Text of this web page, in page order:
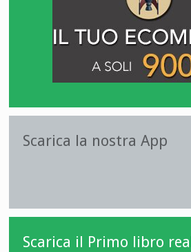
Scarica la nostra App
Scarica il Primo libro